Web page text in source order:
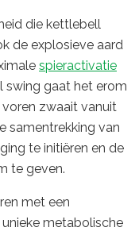
die kettlebell
de explosieve aard
spieractivatie
swing gaat het erom
zwaait vanuit
samentrekking van
te initiëren en de
te geven.
met een
metabolische